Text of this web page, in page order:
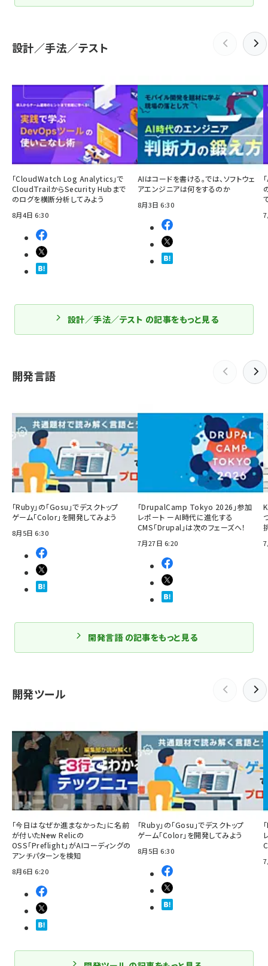
設計／手法／テスト
「CloudWatch Log Analytics」で
CloudTrailからSecurity Hubまで
のログを横断分析してみよう
8月4日 6:30
AIはコードを書ける。では、ソフトウェ
アエンジニアは何をするのか
8月3日 6:30
設計／手法／テスト の記事をもっと見る
開発言語
「Ruby」の「Gosu」でデスクトップ
ゲーム「Color」を開発してみよう
8月5日 6:30
「DrupalCamp Tokyo 2026」参加
レポート ーAI時代に進化する
CMS「Drupal」は次のフェーズへ！
7月27日 6:20
開発言語 の記事をもっと見る
開発ツール
「今日はなぜか進まなかった」に名前
が付いた――New Relicの
OSS「Preflight」がAIコーディングの
アンチパターンを検知
8月6日 6:20
「Ruby」の「Gosu」でデスクトップ
ゲーム「Color」を開発してみよう
8月5日 6:30